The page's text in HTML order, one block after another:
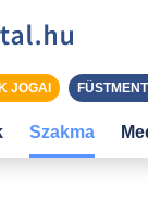
JOGAI
Szakma